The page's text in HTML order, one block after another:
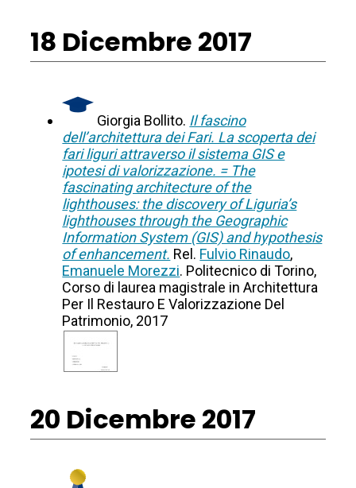
18 Dicembre 2017
Giorgia Bollito. Il fascino
dell’architettura dei Fari. La scoperta dei
fari liguri attraverso il sistema GIS e
ipotesi di valorizzazione. = The
fascinating architecture of the
lighthouses: the discovery of Liguria’s
lighthouses through the Geographic
Information System (GIS) and hypothesis
of enhancement. Rel. Fulvio Rinaudo,
Emanuele Morezzi. Politecnico di Torino,
Corso di laurea magistrale in Architettura
Per Il Restauro E Valorizzazione Del
Patrimonio, 2017
20 Dicembre 2017